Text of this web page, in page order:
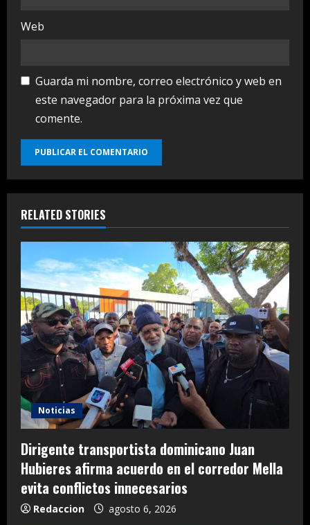
Web
Guarda mi nombre, correo electrónico y web en
este navegador para la próxima vez que
comente.
RELATED STORIES
Noticias
Dirigente transportista dominicano Juan
Hubieres afirma acuerdo en el corredor Mella
evita conflictos innecesarios
Redaccion agosto 6, 2026